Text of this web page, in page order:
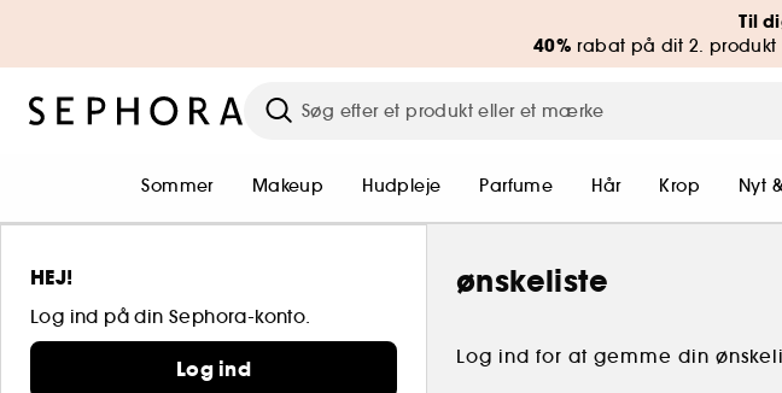
Til
40% rabat på dit 2. produkt
Sommer Makeup Hudpleje Parfume Hår Krop Nyt
HEJ!
Log ind på din Sephora-konto.
Log ind
ønskeliste
Log ind for at gemme din